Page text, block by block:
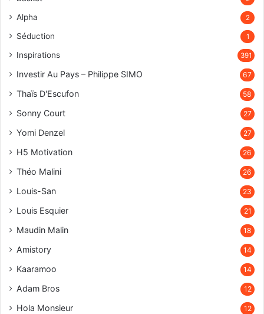
Alpha 2
Séduction 1
Inspirations 391
Investir Au Pays – Philippe SIMO 67
Thaïs D'Escufon 58
Sonny Court 27
Yomi Denzel 27
H5 Motivation 26
Théo Malini 26
Louis-San 23
Louis Esquier 21
Maudin Malin 18
Amistory 14
Kaaramoo 14
Adam Bros 12
Hola Monsieur 12